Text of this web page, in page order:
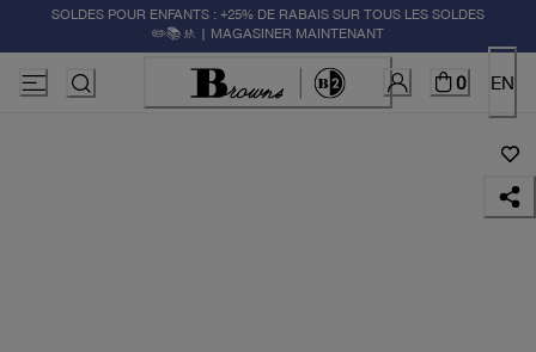
SOLDES POUR ENFANTS : +25% DE RABAIS SUR TOUS LES SOLDES
✏️📚🚸 | MAGASINER MAINTENANT
0 EN